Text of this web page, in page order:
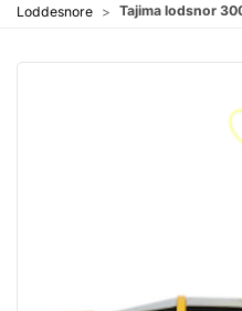
Loddesnore Tajima lodsnor